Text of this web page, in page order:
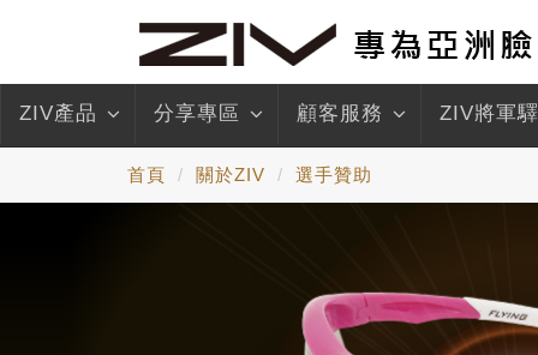
ZIV產品 分享專區 顧客服務 ZIV將軍
首頁 關於ZIV 選手贊助